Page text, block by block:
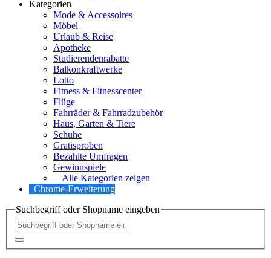
Kategorien
Mode & Accessoires
Möbel
Urlaub & Reise
Apotheke
Studierendenrabatte
Balkonkraftwerke
Lotto
Fitness & Fitnesscenter
Flüge
Fahrräder & Fahrradzubehör
Haus, Garten & Tiere
Schuhe
Gratisproben
Bezahlte Umfragen
Gewinnspiele
Alle Kategorien zeigen
Chrome-Erweiterung
Suchbegriff oder Shopname eingeben